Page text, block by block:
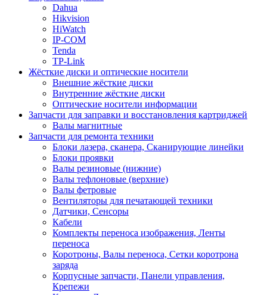
Dahua
Hikvision
HiWatch
IP-COM
Tenda
TP-Link
Жёсткие диски и оптические носители
Внешние жёсткие диски
Внутренние жёсткие диски
Оптические носители информации
Запчасти для заправки и восстановления картриджей
Валы магнитные
Запчасти для ремонта техники
Блоки лазера, сканера, Сканирующие линейки
Блоки проявки
Валы резиновые (нижние)
Валы тефлоновые (верхние)
Валы фетровые
Вентиляторы для печатающей техники
Датчики, Сенсоры
Кабели
Комплекты переноса изображения, Ленты
переноса
Коротроны, Валы переноса, Сетки коротрона
заряда
Корпусные запчасти, Панели управления,
Крепежи